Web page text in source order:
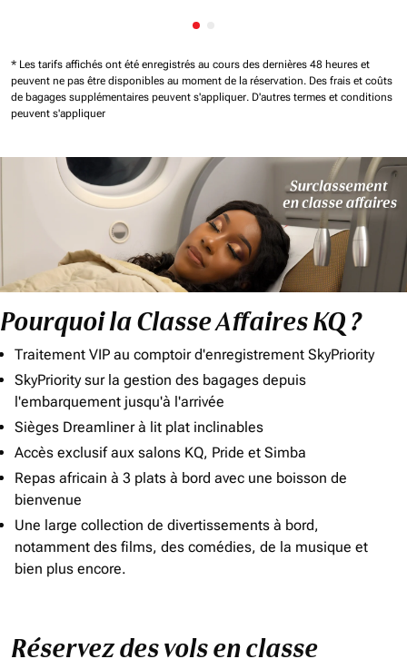
Affichage de cmp-pagination-
* Les tarifs affichés ont été enregistrés au cours des dernières 48 heures et
peuvent ne pas être disponibles au moment de la réservation. Des frais et coûts
de bagages supplémentaires peuvent s'appliquer. D'autres termes et conditions
peuvent s'appliquer
Pourquoi la Classe Affaires KQ ?
Traitement VIP au comptoir d'enregistrement SkyPriority
SkyPriority sur la gestion des bagages depuis
l'embarquement jusqu'à l'arrivée
Sièges Dreamliner à lit plat inclinables
Accès exclusif aux salons KQ, Pride et Simba
Repas africain à 3 plats à bord avec une boisson de
bienvenue
Une large collection de divertissements à bord,
notamment des films, des comédies, de la musique et
bien plus encore.
Réservez des vols en classe